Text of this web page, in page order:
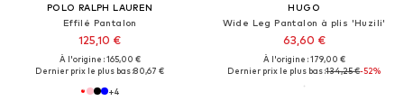
POLO RALPH LAUREN
Effilé Pantalon
125,10 €
À l'origine : 165,00 €
Dernier prix le plus bas :80,67 €
+4
HUGO
Wide Leg Pantalon à plis 'Huzili'
63,60 €
À l'origine : 179,00 €
Dernier prix le plus bas :134,25 €-52%